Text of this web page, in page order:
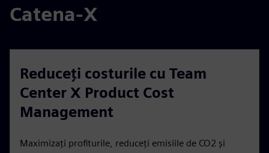
Catena-X
Reduceți costurile cu Team
Center X Product Cost
Management
Maximizați profiturile, reduceți emisiile de CO2 și